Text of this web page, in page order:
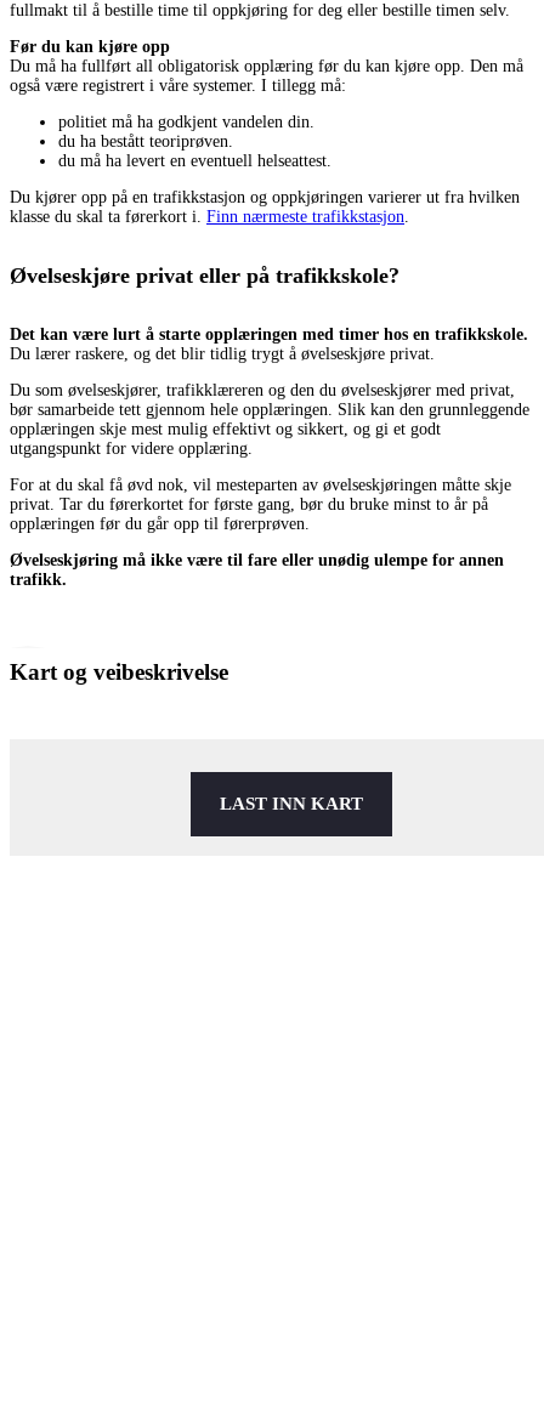
fullmakt til å bestille time til oppkjøring for deg eller bestille timen selv.
Før du kan kjøre opp
Du må ha fullført all obligatorisk opplæring før du kan kjøre opp. Den må
også være registrert i våre systemer. I tillegg må:
politiet må ha godkjent vandelen din.
du ha bestått teoriprøven.
du må ha levert en eventuell helseattest.
Du kjører opp på en trafikkstasjon og oppkjøringen varierer ut fra hvilken
klasse du skal ta førerkort i. Finn nærmeste trafikkstasjon
Øvelseskjøre privat eller på trafikkskole?
Det kan være lurt å starte opplæringen med timer hos en trafikkskole.
Du lærer raskere, og det blir tidlig trygt å øvelseskjøre privat.
Du som øvelseskjører, trafikklæreren og den du øvelseskjører med privat,
bør samarbeide tett gjennom hele opplæringen. Slik kan den grunnleggende
opplæringen skje mest mulig effektivt og sikkert, og gi et godt
utgangspunkt for videre opplæring.
For at du skal få øvd nok, vil mesteparten av øvelseskjøringen måtte skje
privat. Tar du førerkortet for første gang, bør du bruke minst to år på
opplæringen før du går opp til førerprøven.
Øvelseskjøring må ikke være til fare eller unødig ulempe for annen
trafikk.
Kart og veibeskrivelse
LAST INN KART